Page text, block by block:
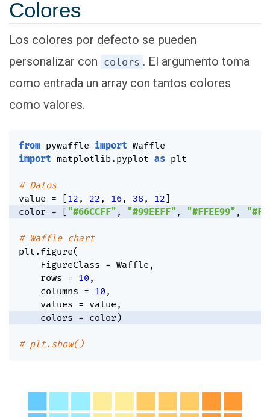
Colores
Los colores por defecto se pueden
personalizar con colors . El argumento toma
como entrada un array con tantos colores
como valores.
from pywaffle import
import matplotlib. pyplot as plt
# Datos
value = [12 , 22 , 16 , 38, 12]
color = [ "#66CCFF" , "#99EEFF" , "#FFEE99" ,
# Waffle chart
plt . figure(
    FigureClass
= Waffle ,
    rows
= 10 ,
    columns
= 10 ,
    values
= value ,
    colors
= color)
# plt.show()